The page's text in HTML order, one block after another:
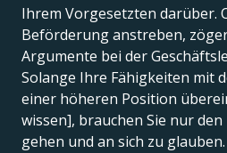
Ihrem Vorgesetzten darüber.
Beförderung anstreben,
Argumente bei der
Solange Ihre Fähigkeiten mit
einer höheren Position
wissen], brauchen Sie nur den
gehen und an sich zu glauben.